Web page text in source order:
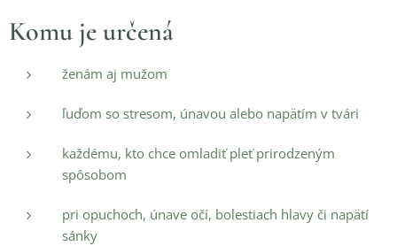
Komu je určená
ženám aj mužom
ľuďom so stresom, únavou alebo napätím v tvári
každému, kto chce omladiť pleť prirodzeným
spôsobom
pri opuchoch, únave očí, bolestiach hlavy či napätí
sánky